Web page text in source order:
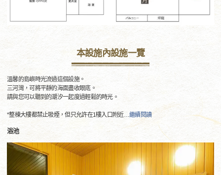
本設施內設施一覽
溫馨的島嶼時光流過這個設施。
三河灣，可將平靜的海面盡收眼底。
請與您可以聽到的潮汐一起度過輕鬆的時光。
*整棟大樓都禁止吸煙，但只允許在1樓入口附近…繼續閱讀
浴池